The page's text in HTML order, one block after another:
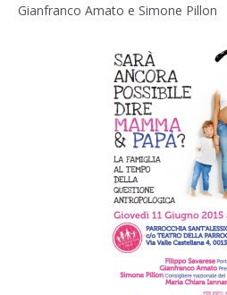
Gianfranco Amato e Simone Pillon